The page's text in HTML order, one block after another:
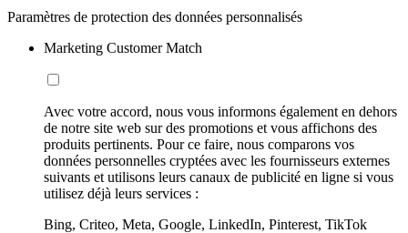
Paramètres de protection des données personnalisés
Marketing Customer Match
Avec votre accord, nous vous informons également en dehors
de notre site web sur des promotions et vous affichons des
produits pertinents. Pour ce faire, nous comparons vos
données personnelles cryptées avec les fournisseurs externes
suivants et utilisons leurs canaux de publicité en ligne si vous
utilisez déjà leurs services :
Bing, Criteo, Meta, Google, LinkedIn, Pinterest, TikTok